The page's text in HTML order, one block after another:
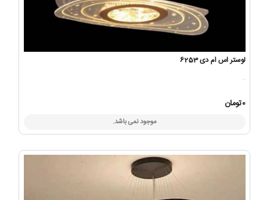
لوستر اس ام دی 6253
..
0تومان
موجود نمی باشد.